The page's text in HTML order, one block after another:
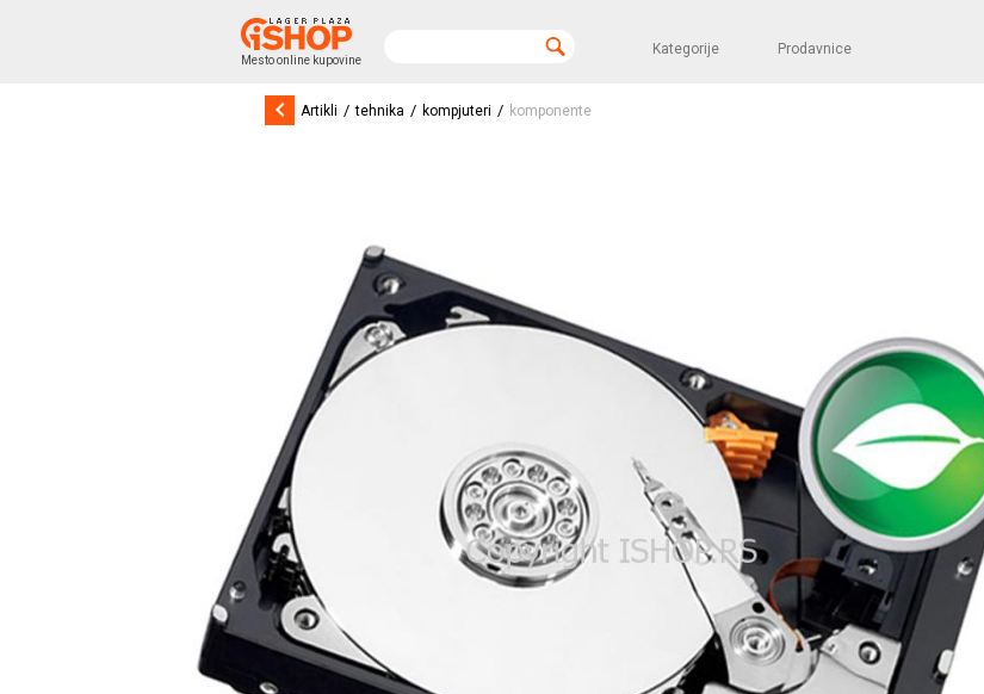
Mesto online kupovine
Kategorije Prodavnice
keyboard_arrow_left Artikli / tehnika / kompjuteri / komponente